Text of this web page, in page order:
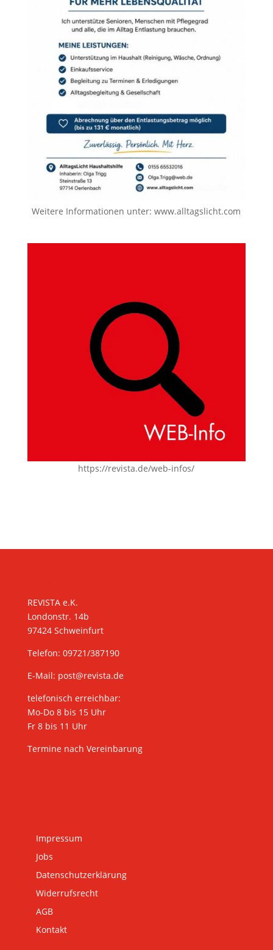
Weitere Informationen unter:www.alltagslicht.com
https://revista.de/web-infos/
REVISTA e.K.
Londonstr. 14b
97424 Schweinfurt
Telefon: 09721/387190
E-Mail: post@revista.de
telefonisch erreichbar:
Mo-Do 8 bis 15 Uhr
Fr 8 bis 11 Uhr
Termine nach Vereinbarung
Impressum
Jobs
Datenschutzerklärung
Widerrufsrecht
AGB
Kontakt